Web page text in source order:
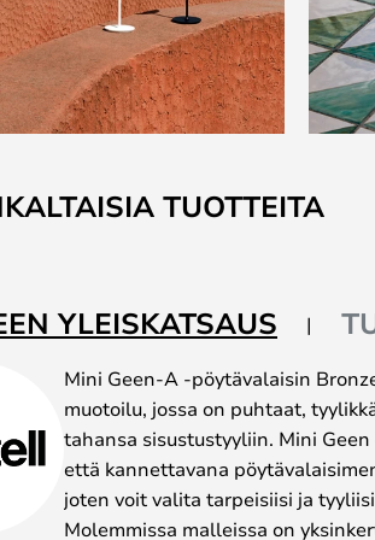
TUOTTEITA
YLEISKATSAUS
Mini Geen-A -pöytävalaisin
muotoilu, jossa on puhtaat,
tahansa sisustustyyliin. Mini
että kannettavana
joten voit valita tarpeisiisi ja
Molemmissa malleissa on